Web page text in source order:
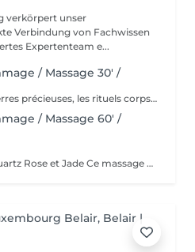
verkörpert unser
Verbindung von Fachwissen
engagiertes Expertenteam e...
/ Massage 30' /
Inspirés des bienfaits des pierres précieuses, les rituels corps Gemology associent techniques de massage expertes et actifs minéraux pour offrir un moment de détente absolue. Chaque soin est conçu pour rééquilibrer, hydrater, raffermir ou détoxifier la peau, tout en apaisant le corps et l'esprit. Une expérience sensorielle unique, où luxe et efficacité se rencontrent pour révéler l'éclat naturel de votre peau.
/ Massage 60' /
-Massage Énergétique au Quartz Rose et Jade Ce massage unique associe la puissance vibratoire des pierres précieuses à des manuvres profondes et relaxantes. Grâce au quartz rose et au jade, il rééquilibre les énergies, relâche les tensions et réveille l'éclat intérieur. Un véritable soin holistique, pour le corps et l'esprit. -Massage Ressourçant Future Maman Spécialement conçu pour accompagner la femme enceinte en douceur, ce massage soulage les tensions, améliore la circulation et procure une profonde sensation de bien-être. Réalisé avec des mouvements enveloppants et des produits adaptés, il offre un moment précieux de connexion avec soi et avec bébé.